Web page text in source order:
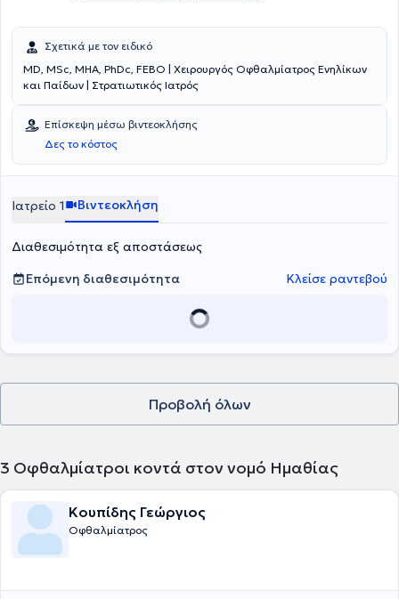
Σχετικά με τον ειδικό
MD, MSc, MHA, PhDc, FEBO | Χειρουργός Οφθαλμίατρος Ενηλίκων
και Παίδων | Στρατιωτικός Ιατρός
Επίσκεψη μέσω βιντεοκλήσης
Δες το κόστος
Ιατρείο 1 Βιντεοκλήση
Διαθεσιμότητα εξ αποστάσεως
Επόμενη διαθεσιμότητα
Κλείσε ραντεβού
Προβολή όλων
3 Οφθαλμίατροι κοντά στον νομό Ημαθίας
Κουπίδης Γεώργιος
Οφθαλμίατρος